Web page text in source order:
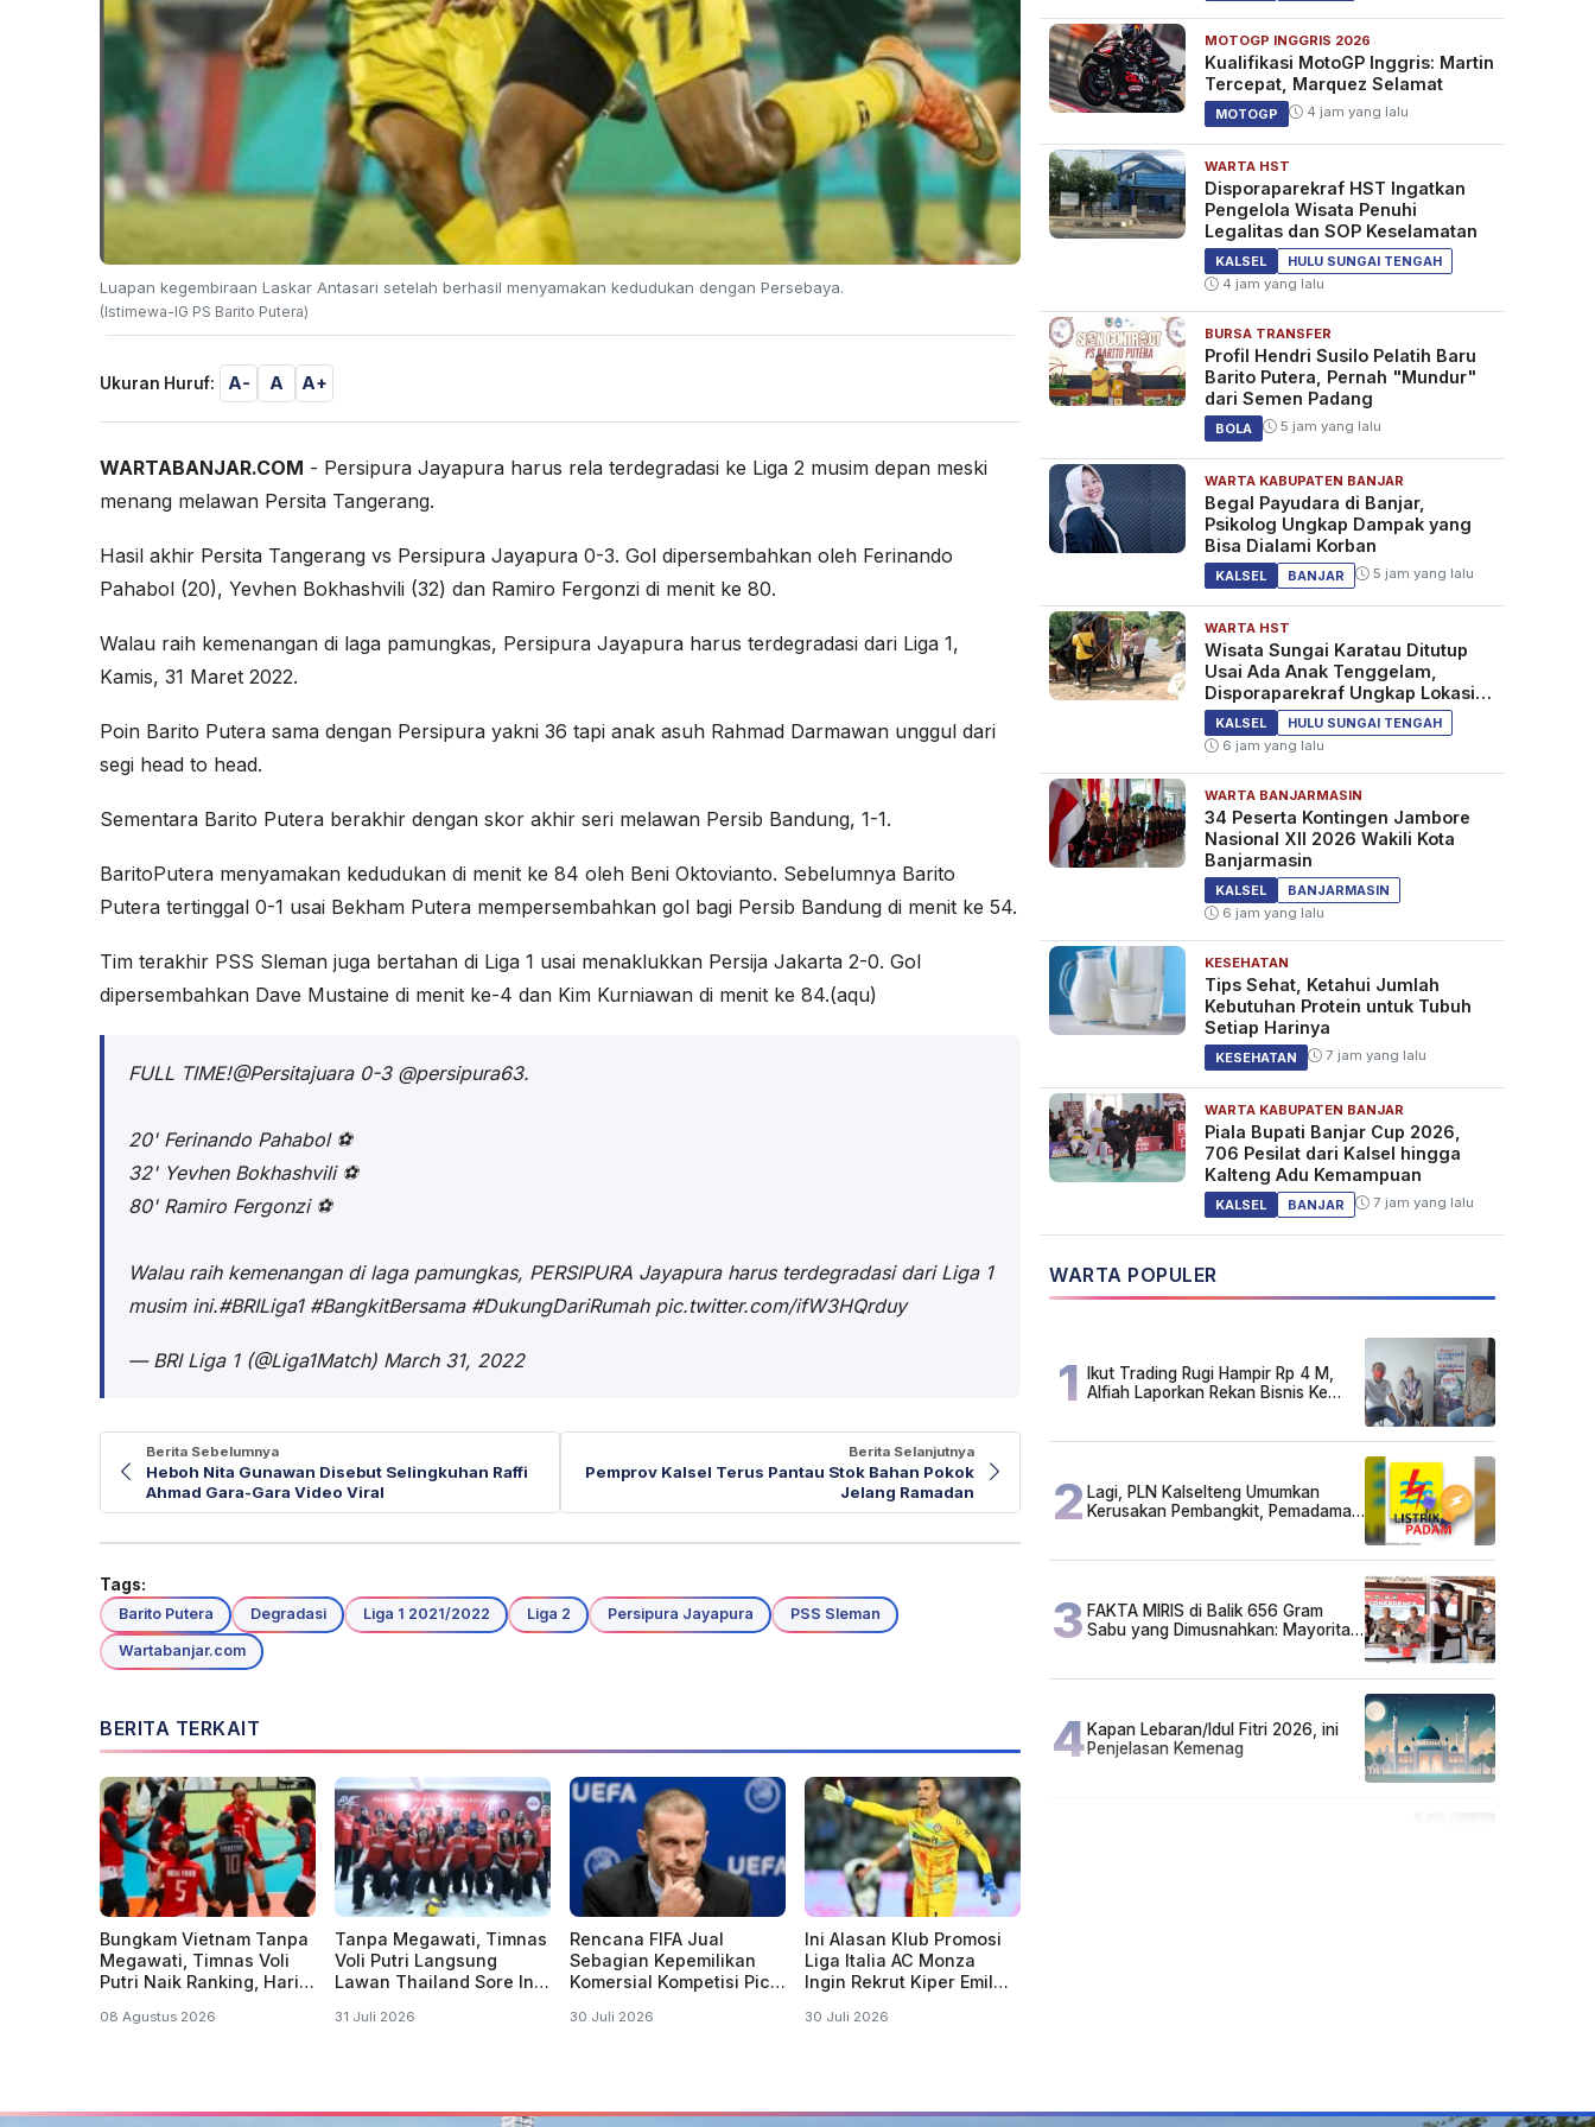
Luapan kegembiraan Laskar Antasari setelah berhasil menyamakan kedudukan dengan Persebaya.
(Istimewa-IG PS Barito Putera)
Ukuran Huruf: A- A A+
WARTABANJAR.COM - Persipura Jayapura harus rela terdegradasi ke Liga 2 musim depan meski
menang melawan Persita Tangerang.
Hasil akhir Persita Tangerang vs Persipura Jayapura 0-3. Gol dipersembahkan oleh Ferinando
Pahabol (20), Yevhen Bokhashvili (32) dan Ramiro Fergonzi di menit ke 80.
Walau raih kemenangan di laga pamungkas, Persipura Jayapura harus terdegradasi dari Liga 1,
Kamis, 31 Maret 2022.
Poin Barito Putera sama dengan Persipura yakni 36 tapi anak asuh Rahmad Darmawan unggul dari
segi head to head.
Sementara Barito Putera berakhir dengan skor akhir seri melawan Persib Bandung, 1-1.
BaritoPutera menyamakan kedudukan di menit ke 84 oleh Beni Oktovianto. Sebelumnya Barito
Putera tertinggal 0-1 usai Bekham Putera mempersembahkan gol bagi Persib Bandung di menit ke 54.
Tim terakhir PSS Sleman juga bertahan di Liga 1 usai menaklukkan Persija Jakarta 2-0. Gol
dipersembahkan Dave Mustaine di menit ke-4 dan Kim Kurniawan di menit ke 84.(aqu)
FULL TIME!@Persitajuara0-3 @persipura63.
20' Ferinando Pahabol ⚽️
32' Yevhen Bokhashvili ⚽️
80' Ramiro Fergonzi ⚽️
Walau raih kemenangan di laga pamungkas, PERSIPURA Jayapura harus terdegradasi dari Liga 1
musim ini.#BRILiga1 #BangkitBersama #DukungDariRumah pic.twitter.com/ifW3HQrduy
— BRI Liga 1 (@Liga1Match) March 31, 2022
Berita Sebelumnya
Heboh Nita Gunawan Disebut Selingkuhan Raffi
Ahmad Gara-Gara Video Viral
Berita Selanjutnya
Pemprov Kalsel Terus Pantau Stok Bahan Pokok
Jelang Ramadan
Tags:
Barito Putera Degradasi Liga 1 2021/2022 Liga 2 Persipura Jayapura PSS Sleman
Wartabanjar.com
BERITA TERKAIT
Bungkam Vietnam Tanpa
Megawati, Timnas Voli
Putri Naik Ranking, Hari
08 Agustus 2026
Tanpa Megawati, Timnas
Voli Putri Langsung
Lawan Thailand Sore Ini
31 Juli 2026
Rencana FIFA Jual
Sebagian Kepemilikan
Komersial Kompetisi Picu
30 Juli 2026
Ini Alasan Klub Promosi
Liga Italia AC Monza
Ingin Rekrut Kiper Emil
30 Juli 2026
MOTOGP INGGRIS 2026
Kualifikasi MotoGP Inggris: Martin
Tercepat, Marquez Selamat
MOTOGP 4 jam yang lalu
WARTA HST
Disporaparekraf HST Ingatkan
Pengelola Wisata Penuhi
Legalitas dan SOP Keselamatan
KALSEL
HULU SUNGAI TENGAH
4 jam yang lalu
BURSA TRANSFER
Profil Hendri Susilo Pelatih Baru
Barito Putera, Pernah "Mundur"
dari Semen Padang
BOLA 5 jam yang lalu
WARTA KABUPATEN BANJAR
Begal Payudara di Banjar,
Psikolog Ungkap Dampak yang
Bisa Dialami Korban
KALSEL BANJAR 5 jam yang lalu
WARTA HST
Wisata Sungai Karatau Ditutup
Usai Ada Anak Tenggelam,
Disporaparekraf Ungkap Lokasi
Belum Berizin
KALSEL
HULU SUNGAI TENGAH
6 jam yang lalu
WARTA BANJARMASIN
34 Peserta Kontingen Jambore
Nasional XII 2026 Wakili Kota
Banjarmasin
KALSEL
BANJARMASIN
6 jam yang lalu
KESEHATAN
Tips Sehat, Ketahui Jumlah
Kebutuhan Protein untuk Tubuh
Setiap Harinya
KESEHATAN 7 jam yang lalu
WARTA KABUPATEN BANJAR
Piala Bupati Banjar Cup 2026,
706 Pesilat dari Kalsel hingga
Kalteng Adu Kemampuan
KALSEL BANJAR 7 jam yang lalu
WARTA POPULER
1 Ikut Trading Rugi Hampir Rp 4 M,
Alfiah Laporkan Rekan Bisnis Ke
2 Lagi, PLN Kalselteng Umumkan
Kerusakan Pembangkit, Pemadaman
3 FAKTA MIRIS di Balik 656 Gram
Sabu yang Dimusnahkan: Mayoritas
4Kapan Lebaran/Idul Fitri 2026, ini
Penjelasan Kemenag